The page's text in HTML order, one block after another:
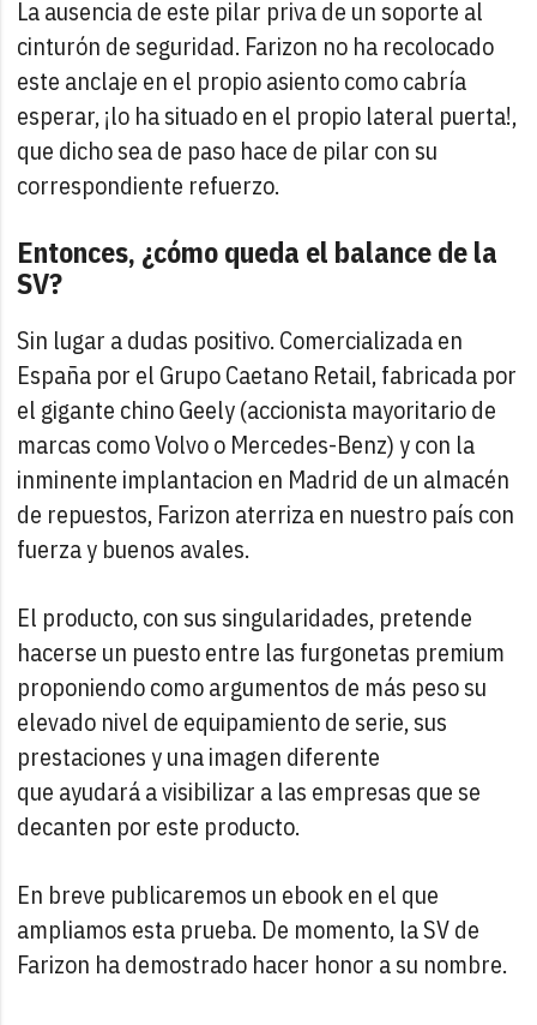
La ausencia de este pilar priva de un soporte al
cinturón de seguridad. Farizon no ha recolocado
este anclaje en el propio asiento como cabría
esperar, ¡lo ha situado en el propio lateral puerta!,
que dicho sea de paso hace de pilar con su
correspondiente refuerzo.
Entonces, ¿cómo queda el balance de la
SV?
Sin lugar a dudas positivo. Comercializada en
España por el Grupo Caetano Retail, fabricada por
el gigante chino Geely (accionista mayoritario de
marcas como Volvo o Mercedes-Benz) y con la
inminente implantacion en Madrid de un almacén
de repuestos, Farizon aterriza en nuestro país con
fuerza y buenos avales.
El producto, con sus singularidades, pretende
hacerse un puesto entre las furgonetas premium
proponiendo como argumentos de más peso su
elevado nivel de equipamiento de serie, sus
prestaciones y una imagen diferente
que ayudará a visibilizar a las empresas que se
decanten por este producto.
En breve publicaremos un ebook en el que
ampliamos esta prueba. De momento, la SV de
Farizon ha demostrado hacer honor a su nombre.